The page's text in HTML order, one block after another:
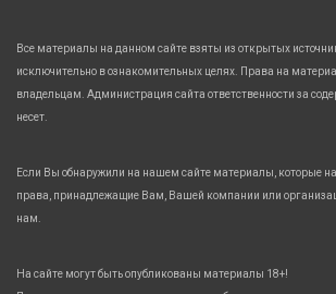
Все материалы на данном сайте взяты из открытых
исключительно в ознакомительных целях. Права на
владельцам. Администрация сайта ответственности за
несет.
Если Вы обнаружили на нашем сайте материалы, которые
права, принадлежащие Вам, Вашей компании или
нам.
На сайте могут быть опубликованы материалы 18+!